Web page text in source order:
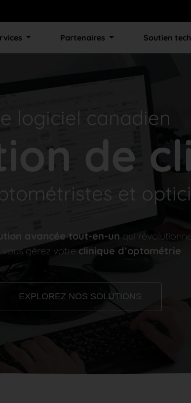
Partenaires Soutien
logiciel canadien
de
et
avancée tout-en-un qui
vous gérez votre clinique d’optométrie
EXPLOREZ NOS SOLUTIONS